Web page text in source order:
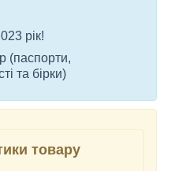
рік!
(паспорти,
та бірки)
товару